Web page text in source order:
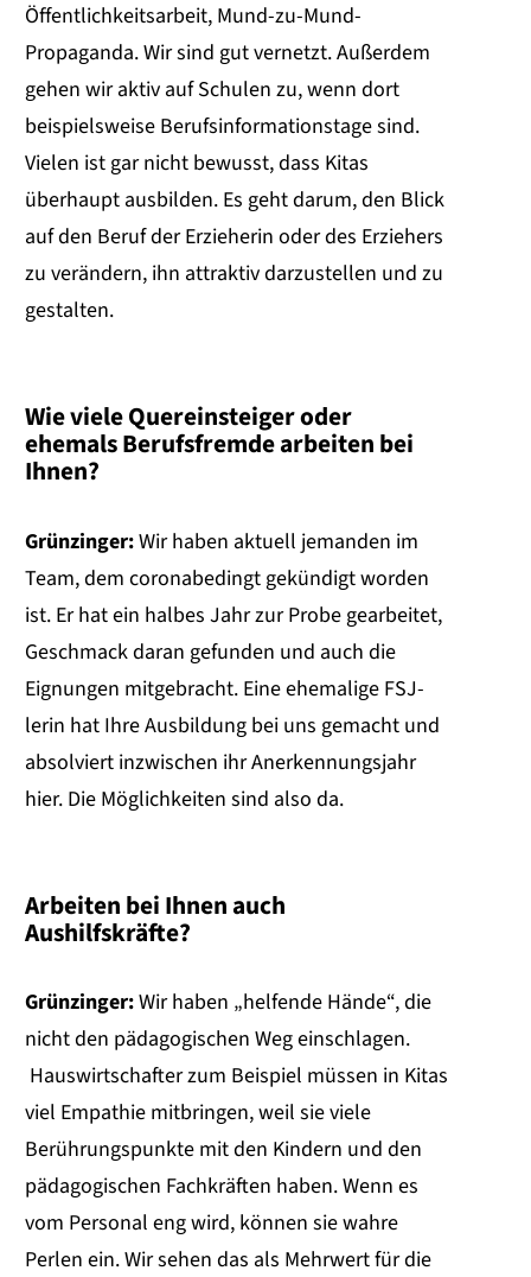
Öffentlichkeitsarbeit, Mund-zu-Mund-
Propaganda. Wir sind gut vernetzt. Außerdem
gehen wir aktiv auf Schulen zu, wenn dort
beispielsweise Berufsinformationstage sind.
Vielen ist gar nicht bewusst, dass Kitas
überhaupt ausbilden. Es geht darum, den Blick
auf den Beruf der Erzieherin oder des Erziehers
zu verändern, ihn attraktiv darzustellen und zu
gestalten.
Wie viele Quereinsteiger oder
ehemals Berufsfremde arbeiten bei
Ihnen?
Grünzinger:Wir haben aktuell jemanden im
Team, dem coronabedingt gekündigt worden
ist. Er hat ein halbes Jahr zur Probe gearbeitet,
Geschmack daran gefunden und auch die
Eignungen mitgebracht. Eine ehemalige FSJ-
lerin hat Ihre Ausbildung bei uns gemacht und
absolviert inzwischen ihr Anerkennungsjahr
hier. Die Möglichkeiten sind also da.
Arbeiten bei Ihnen auch
Aushilfskräfte?
Grünzinger:Wir haben „helfende Hände“, die
nicht den pädagogischen Weg einschlagen.
Hauswirtschafter zum Beispiel müssen in Kitas
viel Empathie mitbringen, weil sie viele
Berührungspunkte mit den Kindern und den
pädagogischen Fachkräften haben. Wenn es
vom Personal eng wird, können sie wahre
Perlen ein. Wir sehen das als Mehrwert für die